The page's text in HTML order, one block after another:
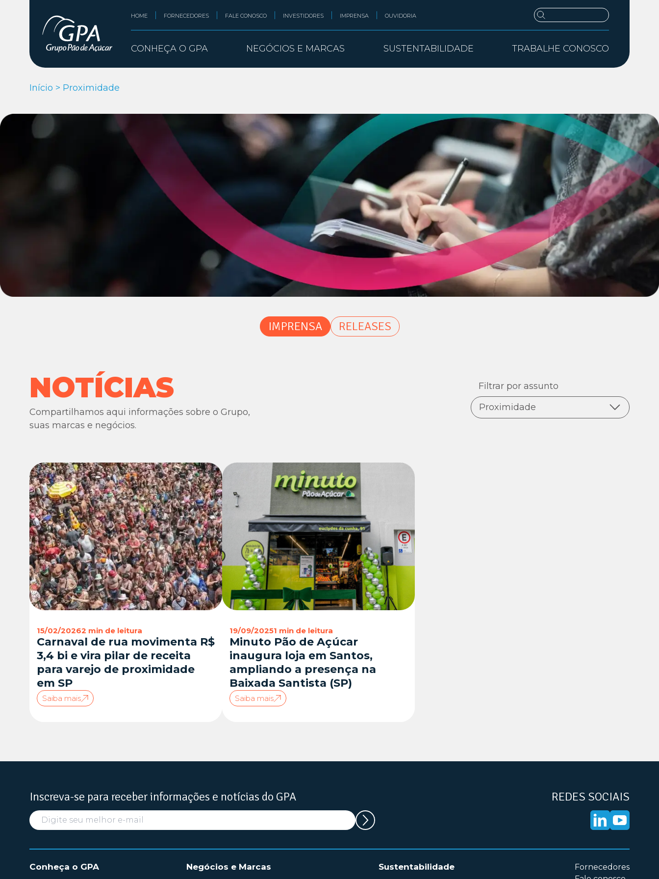
HOME FORNECEDORES FALE CONOSCO INVESTIDORES IMPRENSA OUVIDORIA
CONHEÇA O GPA NEGÓCIOS E MARCAS SUSTENTABILIDADE TRABALHE CONOSCO
Início > Proximidade
IMPRENSA RELEASES
NOTÍCIAS
Compartilhamos aqui informações sobre o Grupo,
suas marcas e negócios.
Filtrar por assunto
Proximidade
Todas as notícias
15/02/20262 min de leitura
Carnaval de rua movimenta R$
3,4 bi e vira pilar de receita
para varejo de proximidade
em SP
Saiba mais
19/09/20251 min de leitura
Minuto Pão de Açúcar
inaugura loja em Santos,
ampliando a presença na
Baixada Santista (SP)
Saiba mais
Inscreva-se para receber informações e notícias do GPA REDES SOCIAIS
Conheça o GPA Negócios e Marcas Sustentabilidade
Fornecedores